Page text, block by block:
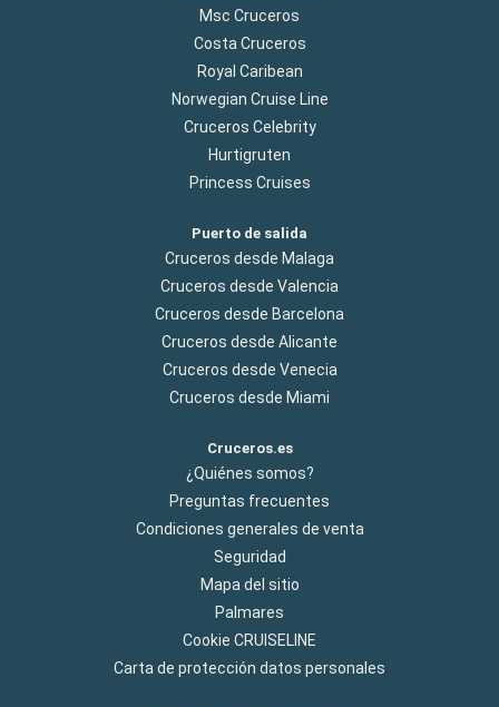
Msc Cruceros
Costa Cruceros
Royal Caribean
Norwegian Cruise Line
Cruceros Celebrity
Hurtigruten
Princess Cruises
Puerto de salida
Cruceros desde Malaga
Cruceros desde Valencia
Cruceros desde Barcelona
Cruceros desde Alicante
Cruceros desde Venecia
Cruceros desde Miami
Cruceros.es
¿Quiénes somos?
Preguntas frecuentes
Condiciones generales de venta
Seguridad
Mapa del sitio
Palmares
Cookie CRUISELINE
Carta de protección datos personales